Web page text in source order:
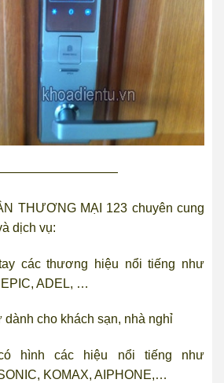
THƯƠNG MẠI 123 chuyên cung
dịch vụ:
các thương hiệu nổi tiếng như
ADEL, …
dành cho khách sạn, nhà nghỉ
hìnhcác hiệu nổi tiếng như
KOMAX, AIPHONE,…